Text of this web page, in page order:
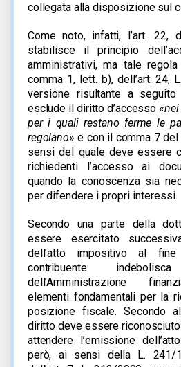
collegata alla disposizione sul
Come noto, infatti, l’art. 22,
stabilisce il principio
amministrativi, ma tale
comma 1, lett. b), dell’art. 24,
versionerisultante a
esclude il diritto d’accesso «
per i quali restano ferme le
regolano» e con il comma 7
sensi del quale deve essere
richiedenti l’accesso ai
quando la conoscenza sia
per difendere i propri interessi.
Secondo una parte della
essere esercitato
dell’atto impositivo al
contribuente
dell’Amministrazione
elementi fondamentali per la
posizione fiscale. Secondo
diritto deve essere
attendere l’emissione
però, ai sensi della L. 241/